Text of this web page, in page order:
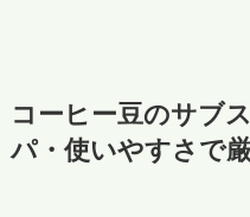
コーヒー豆のサブ
パ・使いやすさで厳